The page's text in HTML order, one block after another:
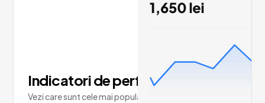
Indicatori de performanță
Vezi care sunt cele mai populare servicii și cei mai